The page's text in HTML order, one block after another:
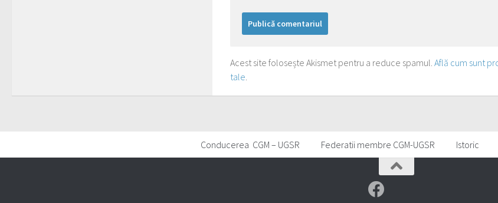
Acest site folosește Akismet pentru a reduce spamul. Află cum sunt
tale.
Conducerea CGM – UGSR Federatii membre CGM-UGSR Istoric